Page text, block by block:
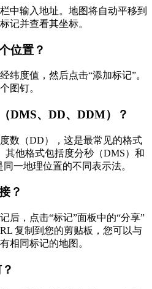
中输入地址。地图将自动平移到
记并查看其坐标。
位置？
纬度值，然后点击“添加标记”。
图钉。
DMS、DD、DDM）？
数（DD），这是最常见的格式
其他格式包括度分秒（DMS）和
一地理位置的不同表示法。
？
后，点击“标记”面板中的“分享”
复制到您的剪贴板，您可以与
相同标记的地图。